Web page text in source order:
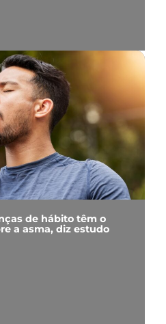
de hábito têm o
a asma, diz estudo